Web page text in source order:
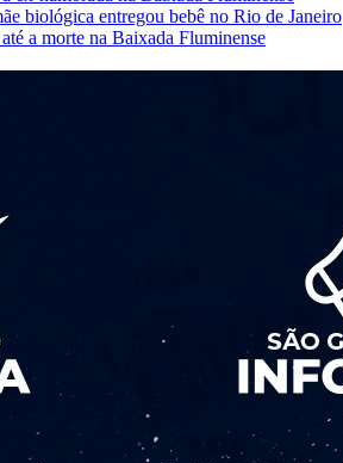
biológica entregou bebê no Rio de Janeiro
a morte na Baixada Fluminense